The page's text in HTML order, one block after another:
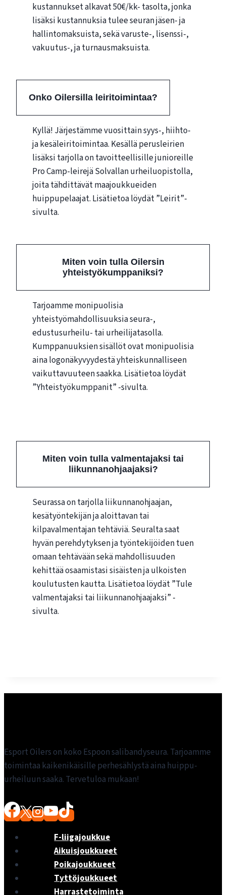
kustannukset alkavat 50€/kk- tasolta, jonka
lisäksi kustannuksia tulee seuran jäsen- ja
hallintomaksuista, sekä varuste-, lisenssi-,
vakuutus-, ja turnausmaksuista.
Onko Oilersilla leiritoimintaa?
Kyllä! Järjestämme vuosittain syys-, hiihto-
ja kesäleiritoimintaa. Kesällä perusleirien
lisäksi tarjolla on tavoitteellisille junioreille
Pro Camp-leirejä Solvallan urheiluopistolla,
joita tähdittävät maajoukkueiden
huippupelaajat. Lisätietoa löydät ”Leirit”-
sivulta.
Miten voin tulla Oilersin
yhteistyökumppaniksi?
Tarjoamme monipuolisia
yhteistyömahdollisuuksia seura-,
edustusurheilu- tai urheilijatasolla.
Kumppanuuksien sisällöt ovat monipuolisia
aina logonäkyvyydestä yhteiskunnalliseen
vaikuttavuuteen saakka. Lisätietoa löydät
”Yhteistyökumppanit” -sivulta.
Miten voin tulla valmentajaksi tai
liikunnanohjaajaksi?
Seurassa on tarjolla liikunnanohjaajan,
kesätyöntekijän ja aloittavan tai
kilpavalmentajan tehtäviä. Seuralta saat
hyvän perehdytyksen ja työntekijöiden tuen
omaan tehtävään sekä mahdollisuuden
kehittää osaamistasi sisäisten ja ulkoisten
koulutusten kautta. Lisätietoa löydät ”Tule
valmentajaksi tai liikunnanohjaajaksi” -
sivulta.
Esport Oilers on koko Espoon salibandyseura. Tarjoamme
toimintaa kaikenikäisille perhesählystä aina huippu-
urheiluun saaka. Tervetuloa mukaan!
F-liigajoukkue
Aikuisjoukkueet
Poikajoukkueet
Tyttöjoukkueet
Harrastetoiminta